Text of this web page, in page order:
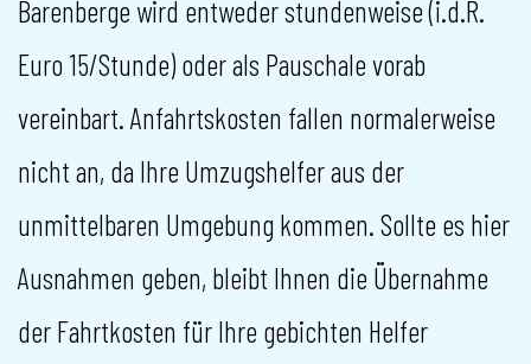
Barenberge wird entweder stundenweise (i.d.R.
Euro 15/Stunde) oder als Pauschale vorab
vereinbart. Anfahrtskosten fallen normalerweise
nicht an, da Ihre Umzugshelfer aus der
unmittelbaren Umgebung kommen. Sollte es hier
Ausnahmen geben, bleibt Ihnen die Übernahme
der Fahrtkosten für Ihre gebichten Helfer